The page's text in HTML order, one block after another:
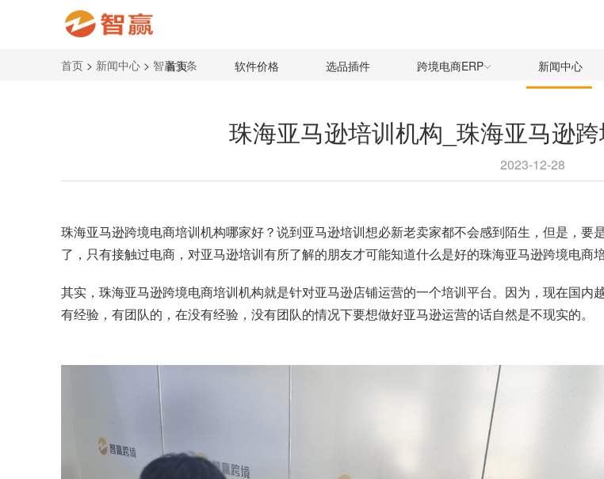
首页 软件价格 选品插件 跨境电商ERP 新闻中心
首页 > 新闻中心 > 智赢头条
珠海亚马逊培训机构_珠海亚马逊
2023-12-28
珠海亚马逊跨境电商培训机构哪家好？说到亚马逊培训想必新老卖家都不会感到陌生，但是，要
了，只有接触过电商，对亚马逊培训有所了解的朋友才可能知道什么是好的珠海亚马逊跨境电商培
其实，珠海亚马逊跨境电商培训机构就是针对亚马逊店铺运营的一个培训平台。因为，现在国
有经验，有团队的，在没有经验，没有团队的情况下要想做好亚马逊运营的话自然是不现实的。